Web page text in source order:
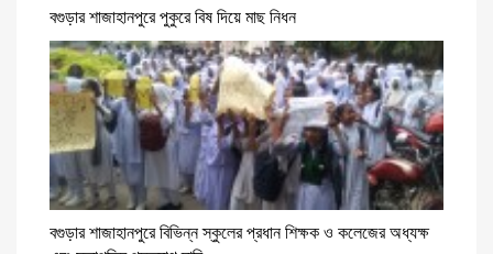
বগুড়ার শাজাহানপুরে পুকুরে বিষ দিয়ে মাছ নিধন
বগুড়ার শাজাহানপুরে বিভিন্ন স্কুলের প্রধান শিক্ষক ও কলেজের অধ্যক্ষ